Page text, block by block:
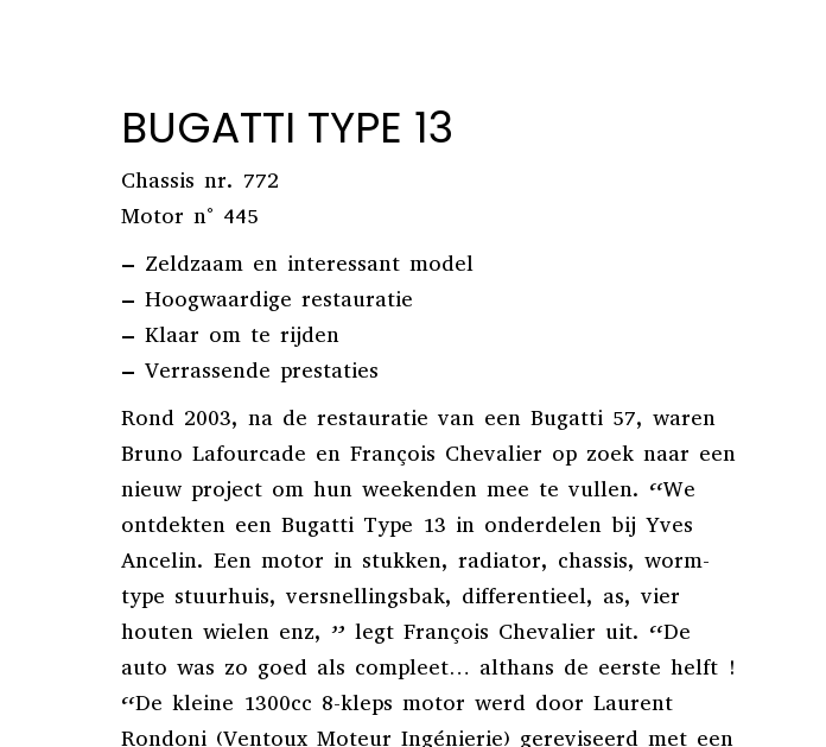
BUGATTI TYPE 13
Chassis nr. 772
Motor n° 445
– Zeldzaam en interessant model
– Hoogwaardige restauratie
– Klaar om te rijden
– Verrassende prestaties
Rond 2003, na de restauratie van een Bugatti 57, waren
Bruno Lafourcade en François Chevalier op zoek naar een
nieuw project om hun weekenden mee te vullen. “We
ontdekten een Bugatti Type 13 in onderdelen bij Yves
Ancelin. Een motor in stukken, radiator, chassis, worm-
type stuurhuis, versnellingsbak, differentieel, as, vier
houten wielen enz, ” legt François Chevalier uit. “De
auto was zo goed als compleet… althans de eerste helft !
“De kleine 1300cc 8-kleps motor werd door Laurent
Rondoni (Ventoux Moteur Ingénierie) gereviseerd met een